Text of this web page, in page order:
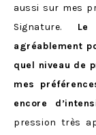
aussi sur mes
Signature. Le
agréablement
quel niveau de
mes
encore
pression très